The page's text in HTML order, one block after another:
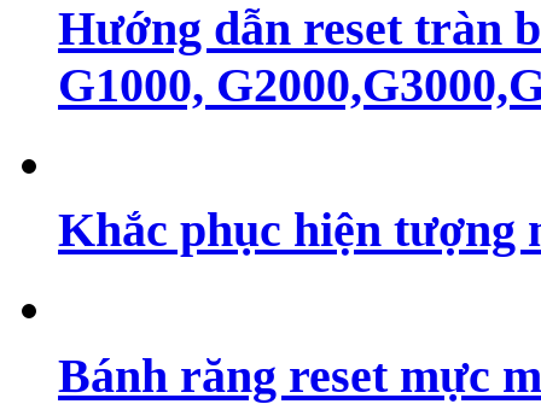
Hướng dẫn reset tràn
G1000,
Khắc phục hiện tượng
Bánh răng reset mực